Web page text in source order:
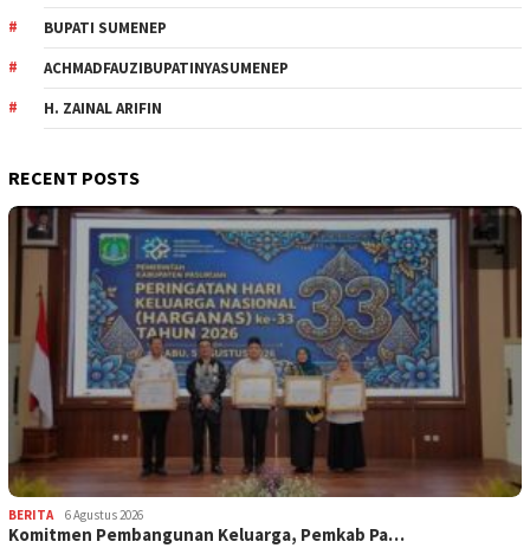
BUPATI SUMENEP
ACHMADFAUZIBUPATINYASUMENEP
H. ZAINAL ARIFIN
RECENT POSTS
BERITA 6 Agustus 2026
Komitmen Pembangunan Keluarga, Pemkab Pa…